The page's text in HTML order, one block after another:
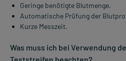
Geringe benötigte Blutmenge.
Automatische Prüfung der
Kurze Messzeit.
Was muss ich bei Verwendung